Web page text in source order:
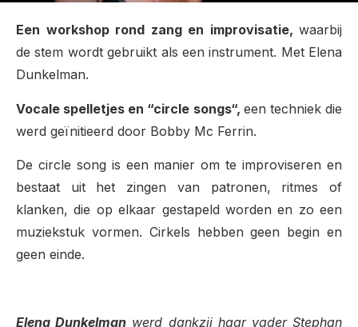
Een workshop rond zang en improvisatie, waarbij
de stem wordt gebruikt als een instrument. Met Elena
Dunkelman.
Vocale spelletjes en “circle songs“, een techniek die
werd geïnitieerd door Bobby Mc Ferrin.
De circle song is een manier om te improviseren en
bestaat uit het zingen van patronen, ritmes of
klanken, die op elkaar gestapeld worden en zo een
muziekstuk vormen. Cirkels hebben geen begin en
geen einde.
Elena Dunkelman werd dankzij haar vader Stephan